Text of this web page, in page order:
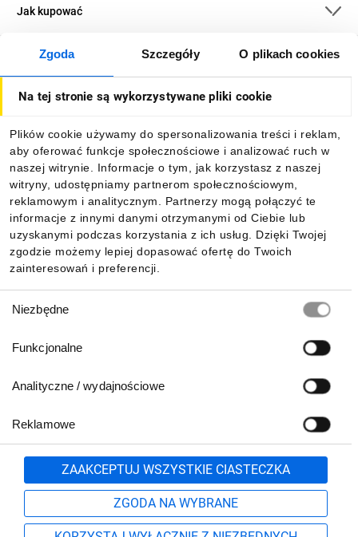
Zgoda Szczegóły O plikach cookies
Na tej stronie są wykorzystywane pliki cookie
Plików cookie używamy do spersonalizowania treści i reklam,
aby oferować funkcje społecznościowe i analizować ruch w
naszej witrynie. Informacje o tym, jak korzystasz z naszej
witryny, udostępniamy partnerom społecznościowym,
reklamowym i analitycznym. Partnerzy mogą połączyć te
informacje z innymi danymi otrzymanymi od Ciebie lub
uzyskanymi podczas korzystania z ich usług. Dzięki Twojej
zgodzie możemy lepiej dopasować ofertę do Twoich
zainteresowań i preferencji.
zgody
Niezbędne
Funkcjonalne
Analityczne / wydajnościowe
Reklamowe
ZAAKCEPTUJ WSZYSTKIE CIASTECZKA
ZGODA NA WYBRANE
Jak kupować
O firmie
Informacje
Pobierz naszą aplikację mobilną:
801 500 700 lub
71 37 61 600
Formularz kontaktowy